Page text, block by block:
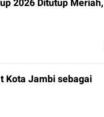
Kota Jambi sebagai